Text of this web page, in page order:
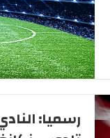
رسميا: